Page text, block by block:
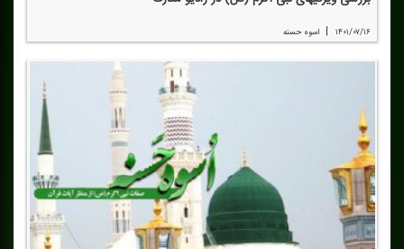
۱۴۰۱/۰۷/۱۶ | اسوه حسنه